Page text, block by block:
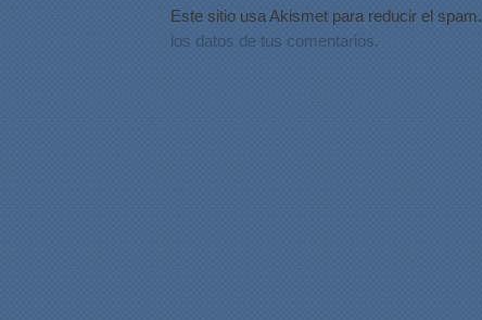
Este sitio usa Akismet para reducir el spam.
los datos de tus comentarios.